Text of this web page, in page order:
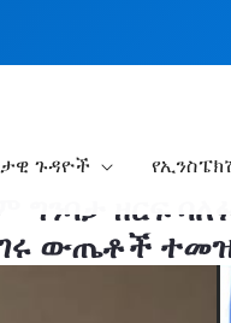
ጉዳዮች
ግንባታ ዘርፍ
ውጤቶች